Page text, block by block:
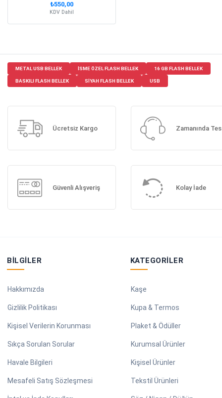
₺550,00
KDV Dahil
METAL USB BELLEK ISME ÖZEL FLASH BELLEK 16 GB FLASH BELLEK
BASKILI FLASH BELLEK SIYAH FLASH BELLEK USB
Ücretsiz Kargo Zamanında
Güvenli Alışveriş Kolay İade
BILGILER
Hakkımızda
Gizlilik Politikası
Kişisel Verilerin Korunması
Sıkça Sorulan Sorular
Havale Bilgileri
Mesafeli Satış Sözleşmesi
KATEGORILER
Kaşe
Kupa & Termos
Plaket & Ödüller
Kurumsal Ürünler
Kişisel Ürünler
Tekstil Ürünleri